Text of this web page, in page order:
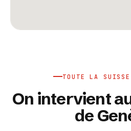
TOUTE LA SUISSE
On intervient
de